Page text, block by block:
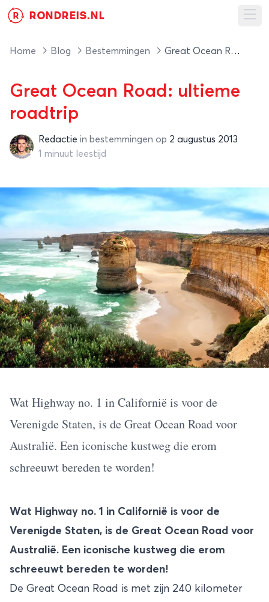
R RONDREIS.NL
Home Blog Bestemmingen Great Ocean Road: ultieme roadtrip
Great Ocean Road: ultieme
roadtrip
RedactieRedactie in bestemmingen op 2 augustus 2013
1 minuut leestijd
Wat Highway no. 1 in Californië is voor de
Verenigde Staten, is de Great Ocean Road voor
Australië. Een iconische kustweg die erom
schreeuwt bereden te worden!
Wat Highway no. 1 in Californië is voor de
Verenigde Staten, is de Great Ocean Road voor
Australië. Een iconische kustweg die erom
schreeuwt bereden te worden!
De Great Ocean Road is met zijn 240 kilometer